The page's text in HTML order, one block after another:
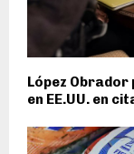
López
en EE.UU. en